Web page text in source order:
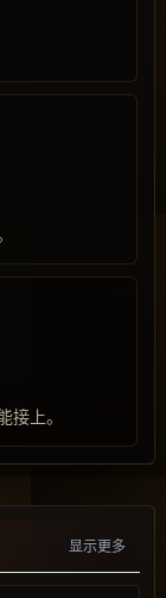
接上。
显示更多